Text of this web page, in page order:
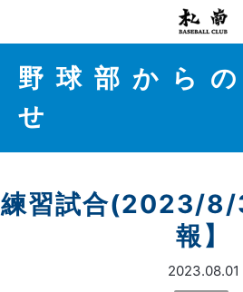
野球部から
せ
練習試合(2023/8/
報】
2023.08.01